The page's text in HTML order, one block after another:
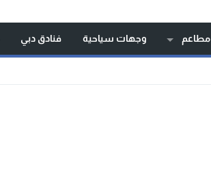
مطاعم وجهات سياحية فنادق دبي